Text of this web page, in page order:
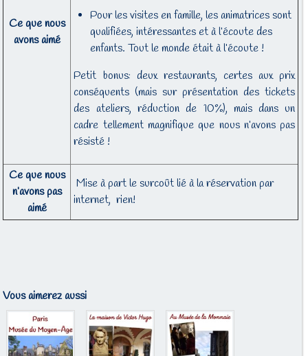
Ce que nous
avons aimé
Pour les visites en famille, les animatrices sont
qualifiées, intéressantes et à l’écoute des
enfants. Tout le monde était à l’écoute !
Petit bonus: deux restaurants, certes aux prix
conséquents (mais sur présentation des tickets
des ateliers, réduction de 10%), mais dans un
cadre tellement magnifique que nous n’avons pas
résisté !
Ce que nous
n’avons pas
aimé
Mise à part le surcoût lié à la réservation par
internet, rien!
Vous aimerez aussi